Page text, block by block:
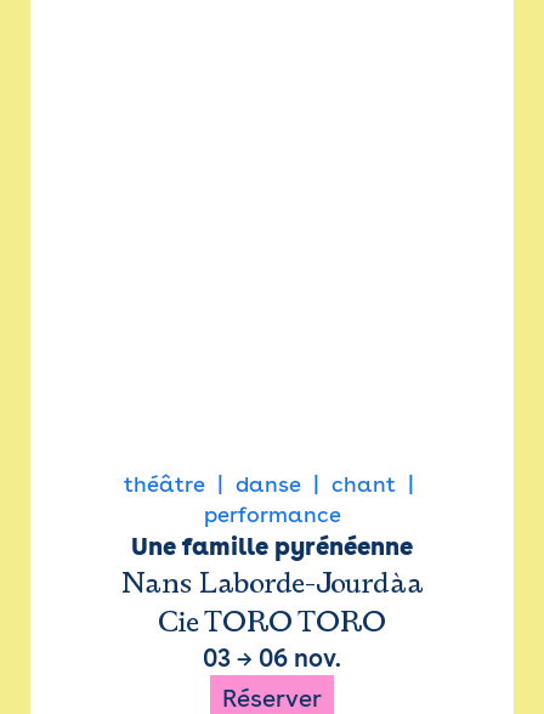
théâtre danse
chant
performance
Une famille pyrénéenne
Nans Laborde-Jourdàa
Cie TORO TORO
03 → 06 nov.
Réserver